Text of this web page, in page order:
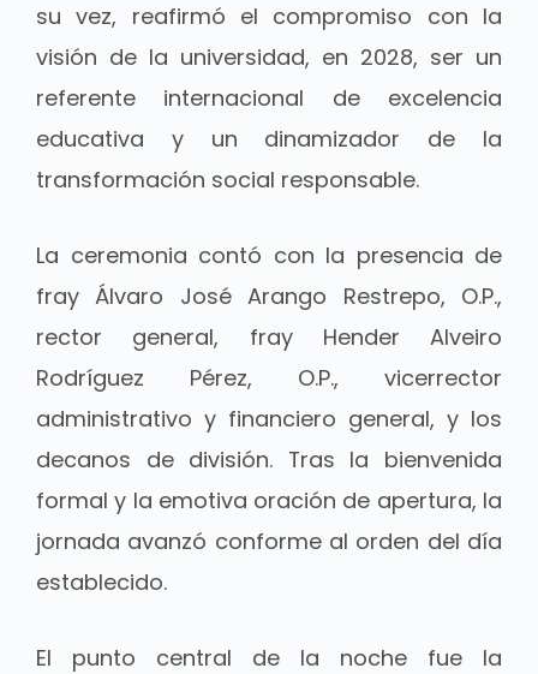
su vez, reafirmó el compromiso con la
visión de la universidad, en 2028, ser un
referente internacional de excelencia
educativa y un dinamizador de la
transformación social responsable.
La ceremonia contó con la presencia de
fray Álvaro José Arango Restrepo, O.P.,
rector general, fray Hender Alveiro
Rodríguez Pérez, O.P., vicerrector
administrativo y financiero general, y los
decanos de división. Tras la bienvenida
formal y la emotiva oración de apertura, la
jornada avanzó conforme al orden del día
establecido.
El punto central de la noche fue la